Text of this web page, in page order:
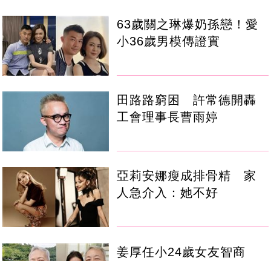
63歲關之琳爆奶孫戀！愛
小36歲男模傳證實
田路路窮困 許常德開轟
工會理事長曹雨婷
亞莉安娜瘦成排骨精 家
人急介入：她不好
姜厚任小24歲女友智商